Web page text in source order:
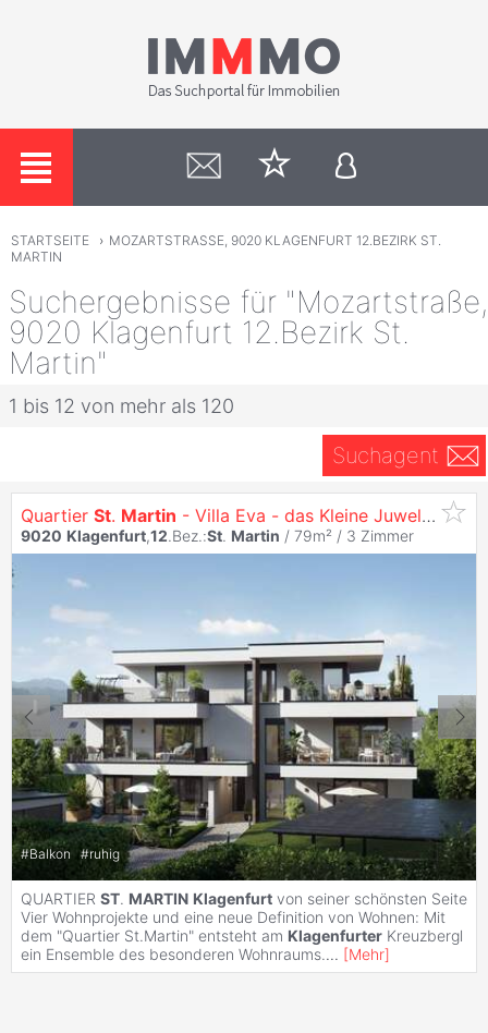
STARTSEITE › MOZARTSTRASSE, 9020 KLAGENFURT 12.BEZIRK ST.
MARTIN
Suchergebnisse für "Mozartstraße,
9020 Klagenfurt 12.Bezirk St.
Martin"
1 bis 12 von mehr als 120
Suchagent
Quartier St. Martin - Villa Eva - das Kleine Juwel am Konradweg
9020 Klagenfurt,12.Bez.:St. Martin / 79m² / 3 Zimmer
#Balkon #ruhig
QUARTIER ST. MARTIN Klagenfurt von seiner schönsten Seite
Vier Wohnprojekte und eine neue Definition von Wohnen: Mit
dem "Quartier St.Martin" entsteht am Klagenfurter Kreuzbergl
ein Ensemble des besonderen Wohnraums.... [Mehr]